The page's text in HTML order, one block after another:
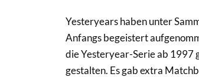
Yesteryears haben unter
Anfangs begeistert
die Yesteryear-Serie ab 1997
gestalten. Es gab extra